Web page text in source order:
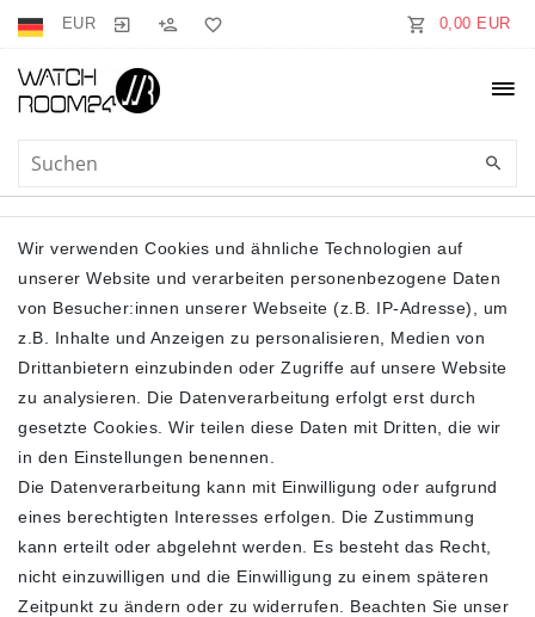
EUR 0,00 EUR
AERMELLOS
Filter
Wir verwenden Cookies und ähnliche Technologien auf
unserer Website und verarbeiten personenbezogene Daten
von Besucher:innen unserer Webseite (z.B. IP-Adresse), um
z.B. Inhalte und Anzeigen zu personalisieren, Medien von
Drittanbietern einzubinden oder Zugriffe auf unsere Website
zu analysieren. Die Datenverarbeitung erfolgt erst durch
gesetzte Cookies. Wir teilen diese Daten mit Dritten, die wir
in den Einstellungen benennen.
Die Datenverarbeitung kann mit Einwilligung oder aufgrund
eines berechtigten Interesses erfolgen. Die Zustimmung
kann erteilt oder abgelehnt werden. Es besteht das Recht,
nicht einzuwilligen und die Einwilligung zu einem späteren
Zeitpunkt zu ändern oder zu widerrufen. Beachten Sie unser